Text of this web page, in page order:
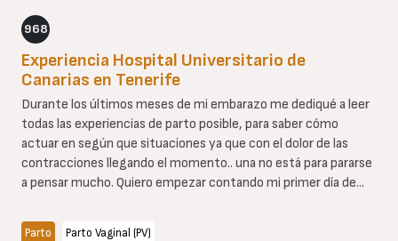
968
Experiencia Hospital Universitario de
Canarias en Tenerife
Durante los últimos meses de mi embarazo me dediqué a leer
todas las experiencias de parto posible, para saber cómo
actuar en según que situaciones ya que con el dolor de las
contracciones llegando el momento.. una no está para pararse
a pensar mucho. Quiero empezar contando mi primer día de...
Parto Parto Vaginal (PV)